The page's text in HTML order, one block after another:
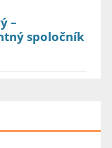
–
spoločník